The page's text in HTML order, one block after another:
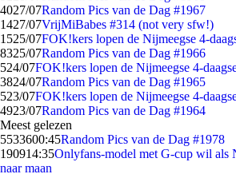
4027/07Random Pics van de Dag #1967
1427/07VrijMiBabes #314 (not very sfw!)
1525/07FOK!kers lopen de Nijmeegse 4-
8325/07Random Pics van de Dag #1966
524/07FOK!kers lopen de Nijmeegse 4-
3824/07Random Pics van de Dag #1965
523/07FOK!kers lopen de Nijmeegse 4-
4923/07Random Pics van de Dag #1964
Meest gelezen
5533600:45Random Pics van de Dag #1978
190914:35Onlyfans-model met G-cup wil als
naar maan